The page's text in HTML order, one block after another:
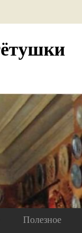
Полезное